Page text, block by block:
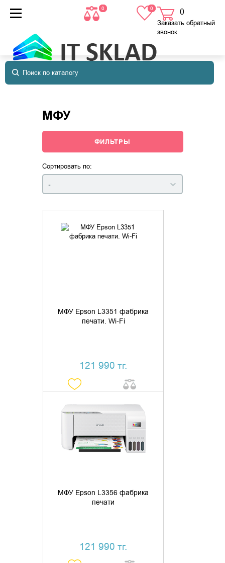
0 0 0
в корзине
Заказать обратный
звонок
МФУ
ФИЛЬТРЫ
Сортировать по:
-
МФУ Epson L3351 фабрика
печати. Wi-Fi
121 990 тг.
ДОБАВИТЬ В КОРЗИНУ
МФУ Epson L3356 фабрика
печати
121 990 тг.
КУПИТЬ В 1 КЛИК